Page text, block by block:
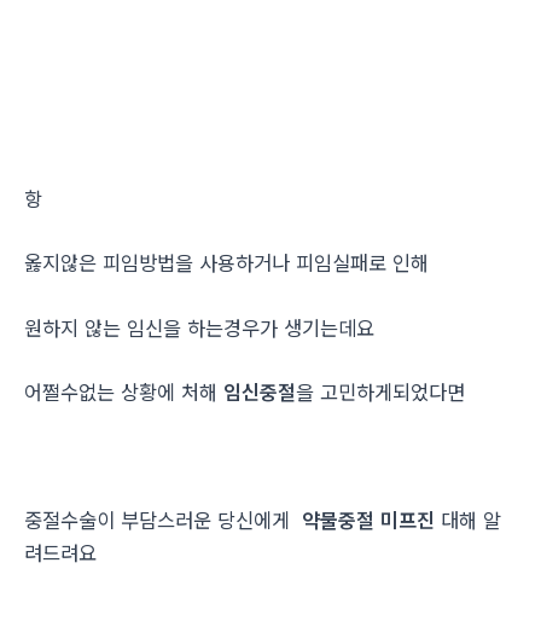
항
옳지않은 피임방법을 사용하거나 피임실패로 인해
원하지 않는 임신을 하는경우가 생기는데요
어쩔수없는 상황에 처해 임신중절을 고민하게되었다면
중절수술이 부담스러운 당신에게 약물중절 미프진 대해 알
려드려요